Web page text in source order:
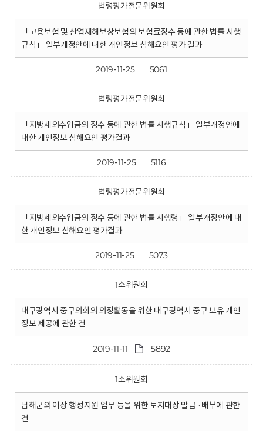
법령평가전문위원회
「고용보험 및 산업재해보상보험의 보험료징수 등에 관한 법률 시행
규칙」 일부개정안에 대한 개인정보 침해요인 평가 결과
2019-11-25 5061
법령평가전문위원회
「지방세외수입금의 징수 등에 관한 법률 시행규칙」 일부개정안에
대한 개인정보 침해요인 평가결과
2019-11-25 5116
법령평가전문위원회
「지방세외수입금의 징수 등에 관한 법률 시행령」 일부개정안에 대
한 개인정보 침해요인 평가결과
2019-11-25 5073
1소위원회
대구광역시 중구의회의 의정활동을 위한 대구광역시 중구 보유 개인
정보 제공에 관한 건
2019-11-11 5892
1소위원회
남해군의 이장 행정지원 업무 등을 위한 토지대장 발급 ·배부에 관한
건